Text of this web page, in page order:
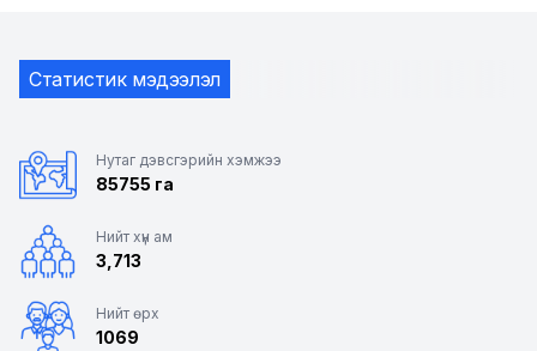
Статистик мэдээлэл
Нутаг дэвсгэрийн хэмжээ
85755 га
Нийт хүн ам
3,713
Нийт өрх
1069